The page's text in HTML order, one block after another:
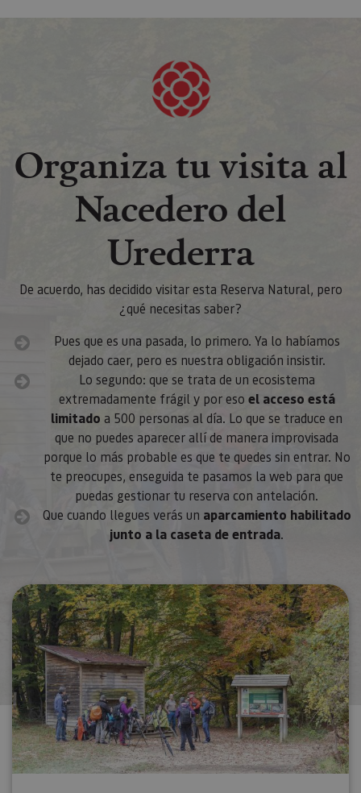
Organiza tu visita al
Nacedero del
Urederra
De acuerdo, has decidido visitar esta Reserva Natural, pero
¿qué necesitas saber?
Pues que es una pasada, lo primero. Ya lo habíamos
dejado caer, pero es nuestra obligación insistir.
Lo segundo: que se trata de un ecosistema
extremadamente frágil y por eso el acceso está
limitado a 500 personas al día. Lo que se traduce en
que no puedes aparecer allí de manera improvisada
porque lo más probable es que te quedes sin entrar. No
te preocupes, enseguida te pasamos la web para que
puedas gestionar tu reserva con antelación.
Que cuando llegues verás un aparcamiento habilitado
junto a la caseta de entrada.